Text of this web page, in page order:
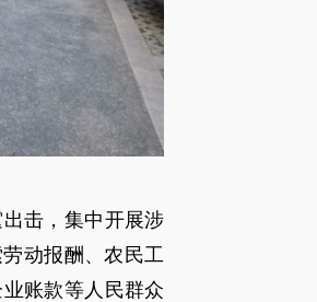
击，集中开展涉
动报酬、农民工
账款等人民群众